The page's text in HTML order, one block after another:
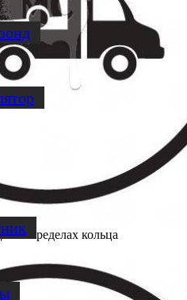
в пределах кольца